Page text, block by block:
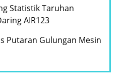
Statistik Taruhan
AIR123
Putaran Gulungan Mesin